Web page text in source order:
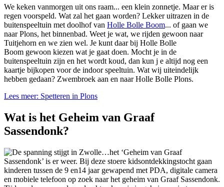
We keken vanmorgen uit ons raam... een klein zonnetje. Maar er is
regen voorspeld. Wat zal het gaan worden? Lekker uitrazen in de
buitenspeeltuin met doolhof van Holle Bolle Boom... of gaan we
naar Plons, het binnenbad. Weet je wat, we rijden gewoon naar
Tuitjehorn en we zien wel. Je kunt daar bij Holle Bolle
Boom gewoon kiezen wat je gaat doen. Mocht je in de
buitenspeeltuin zijn en het wordt koud, dan kun j e altijd nog een
kaartje bijkopen voor de indoor speeltuin. Wat wij uiteindelijk
hebben gedaan? Zwembroek aan en naar Holle Bolle Plons.
Lees meer: Spetteren in Plons
Wat is het Geheim van Graaf
Sassendonk?
De spanning stijgt in Zwolle…het ‘Geheim van Graaf
Sassendonk’ is er weer. Bij deze stoere kidsontdekkingstocht gaan
kinderen tussen de 9 en14 jaar gewapend met PDA, digitale camera
en mobiele telefoon op zoek naar het geheim van Graaf Sassendonk.